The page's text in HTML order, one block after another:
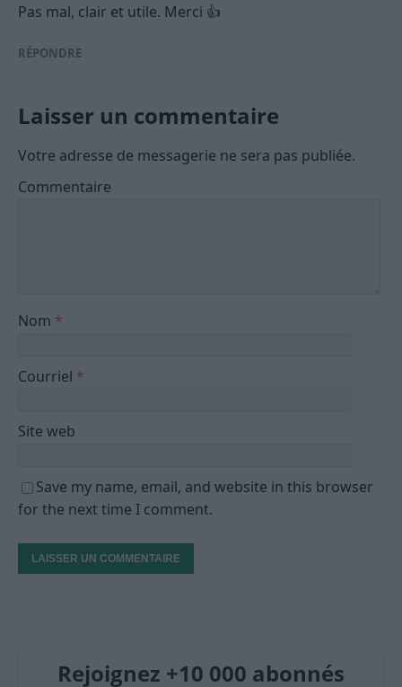
Pas mal, clair et utile. Merci 👍
RÉPONDRE
Laisser un commentaire
Votre adresse de messagerie ne sera pas publiée.
Commentaire
Nom *
Courriel *
Site web
Save my name, email, and website in this browser
for the next time I comment.
Rejoignez +10 000 abonnés